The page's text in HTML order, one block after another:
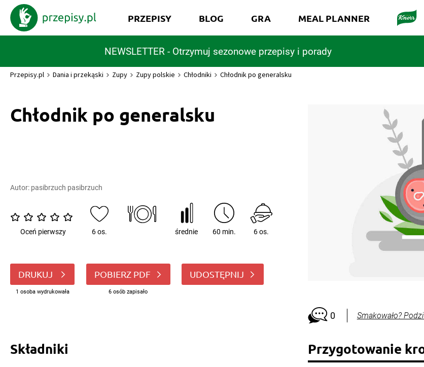
NEWSLETTER - Otrzymuj sezonowe przepisy i porady
PRZEPISY BLOG GRA MEAL PLANNER
Przepisy.pl Dania i przekąski Zupy Zupy polskie Chłodniki Chłodnik po generalsku
Chłodnik po generalsku
Autor: pasibrzuch pasibrzuch
Oceń pierwszy 6 os. średnie 60 min. 6 os.
DRUKUJ
1 osoba wydrukowała
POBIERZ PDF
6 osób zapisało
UDOSTĘPNIJ
0 Smakowało?
Składniki Przygotowanie